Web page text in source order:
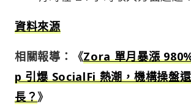
資料來源
相關報導：《Zora 單月暴漲
p 引爆 SocialFi 熱潮，機構操盤
長？》